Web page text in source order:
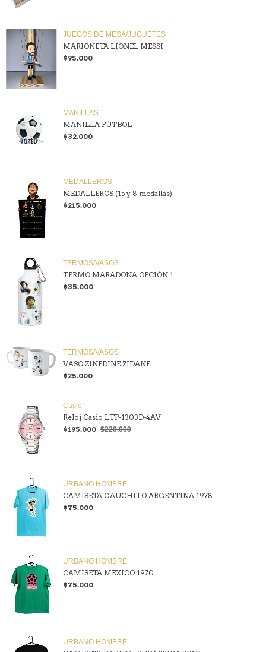
JUEGOS DE MESA/JUGUETES
MARIONETA LIONEL MESSI
$95.000
MANILLAS
MANILLA FÚTBOL
$32.000
MEDALLEROS
MEDALLEROS (15 y 8 medallas)
$215.000
TERMOS/VASOS
TERMO MARADONA OPCIÓN 1
$35.000
TERMOS/VASOS
VASO ZINEDINE ZIDANE
$25.000
Casio
Reloj Casio LTP-1303D-4AV
$195.000 $220.000
URBANO HOMBRE
CAMISETA GAUCHITO ARGENTINA 1978
$75.000
URBANO HOMBRE
CAMISETA MÉXICO 1970
$75.000
URBANO HOMBRE